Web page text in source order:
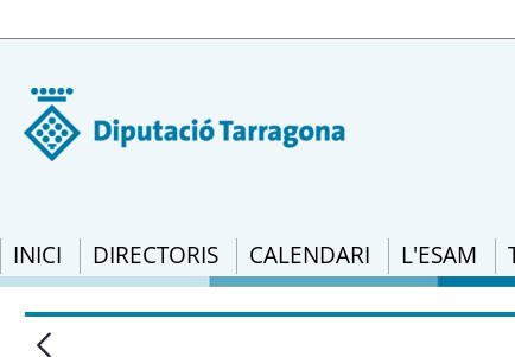
INICI DIRECTORIS CALENDARI L'ESAM
Subvenció: ORDEN APU/293/2006,
el que se regula la cooperación